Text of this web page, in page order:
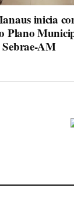
inicia
Plano
AM